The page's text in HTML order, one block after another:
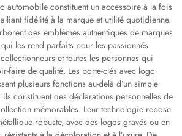
automobile constituent un accessoire à la fois
fidélité à la marque et utilité quotidienne.
des emblèmes authentiques de marques
les rend parfaits pour les passionnés
et toutes les personnes qui
faire de qualité. Les porte-clés avec logo
plusieurs fonctions au-delà d’un simple
constituent des déclarations personnelles de
mémorables. Leur technologie repose
robuste, avec des logos gravés ou en